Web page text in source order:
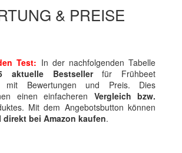
& PREISE
Test: In der nachfolgenden Tabelle
Bestsellerfür Frühbeet
mit Bewertungen und Preis. Dies
einen einfacheren Vergleich bzw.
Mit dem Angebotsbutton können
direkt bei Amazon kaufen.